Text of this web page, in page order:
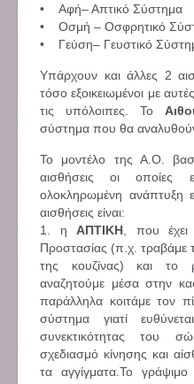
• Αφή– Απτικό Σύστημα
• Οσμή – Οσφρητικό
• Γεύση– Γευστικό
Υπάρχουν και άλλες 2
τόσο εξοικειωμένοι με
τις υπόλοιπες. Το
σύστημα που θα
Το μοντέλο της Α.Ο.
αισθήσεις οι οποίες
ολοκληρωμένη ανάπτυξη
αισθήσεις είναι:
1. ηΑΠΤΙΚΗ, που
Προστασίας (π.χ. τραβάμε
της κουζίνας) και το
αναζητούμε μέσα στην
παράλληλα κοιτάμε τον
σύστημα γιατί
συνεκτικότητας του
σχεδιασμό κίνησης και
τα αγγίγματα.Το